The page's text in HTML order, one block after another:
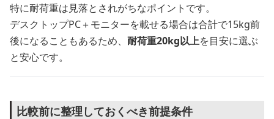
特に耐荷重は見落とされがちなポイントです。
デスクトップPC＋モニターを載せる場合は合計で15kg前
後になることもあるため、 耐荷重20kg以上を目安に選ぶ
と安心です。
比較前に整理しておくべき前提条件